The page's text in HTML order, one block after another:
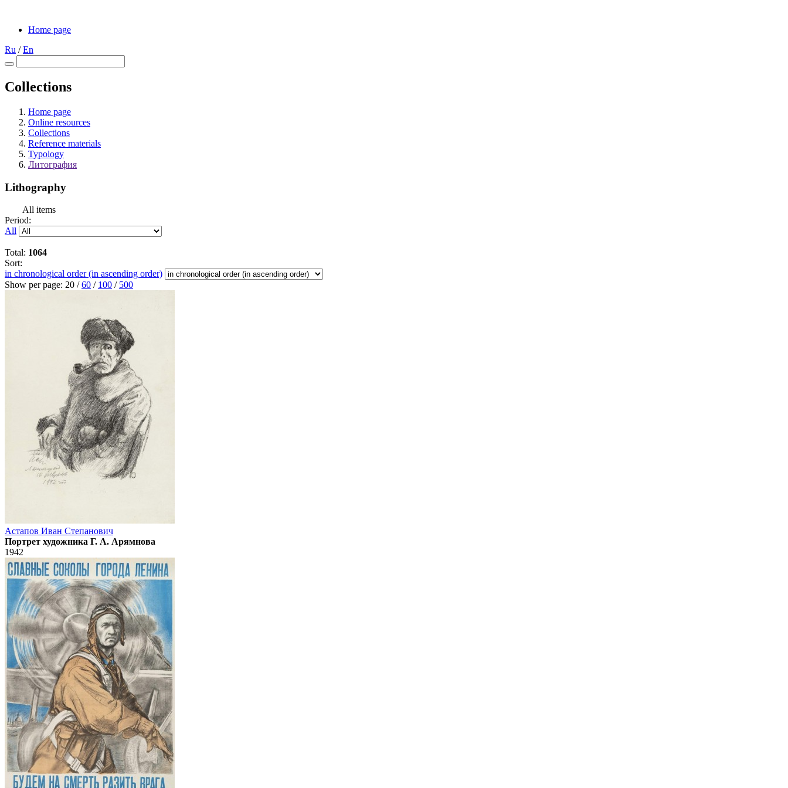
Home page
Ru /En
Collections
Home page
Online resources
Collections
Reference materials
Typology
Литография
Lithography
All items
Period:
All
Total: 1064
Sort:
in chronological order (in ascending order)
Show per page: 20 /60 / 100 / 500
Астапов Иван Степанович
Портрет художника Г. А. Арямнова
1942